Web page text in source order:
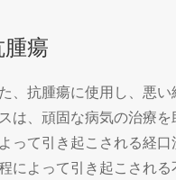
瘍
、抗腫瘍に使用し、悪
は、頑固な病気の治療
って引き起こされる経
によって引き起こされる